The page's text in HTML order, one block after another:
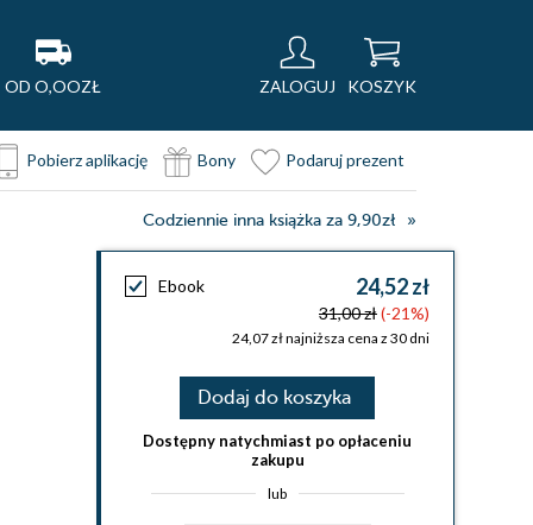
OD O,OOZŁ ZALOGUJ KOSZYK
Pobierz aplikację Bony Podaruj prezent
Codziennie inna książka za 9,90zł
Ebook 24,52 zł
31,00 zł(-21%)
24,07 zł najniższa cena z 30 dni
Dodaj do koszyka
Dostępny natychmiast po opłaceniu
zakupu
lub